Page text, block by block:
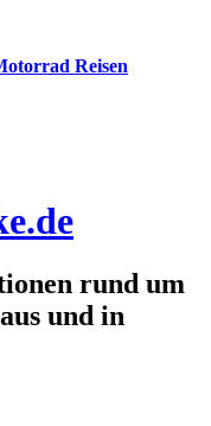
rund um
und in